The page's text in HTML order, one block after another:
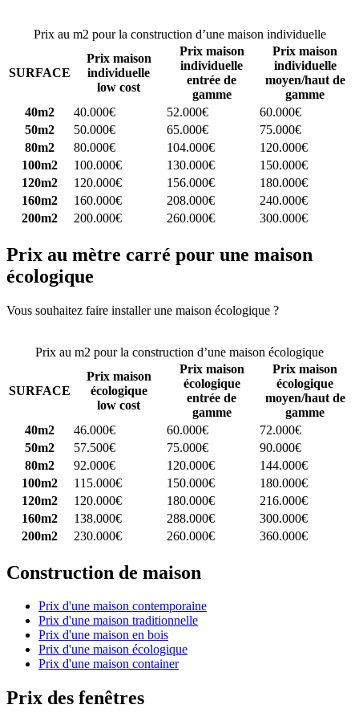
Prix au m2 pour la construction d’une maison individuelle
SURFACE
Prix maison
individuelle
low cost
Prix maison
individuelle
entrée de
gamme
Prix maison
individuelle
moyen/haut de
gamme
40m2
40.000€ 52.000€
60.000€
50m2
50.000€ 65.000€
75.000€
80m2
80.000€ 104.000€
120.000€
100m2
100.000€ 130.000€
150.000€
120m2
120.000€ 156.000€
180.000€
160m2
160.000€ 208.000€
240.000€
200m2
200.000€ 260.000€ 300.000€
Prix au mètre carré pour une maison
écologique
Vous souhaitez faire installer une maison écologique ?
Prix au m2 pour la construction d’une maison écologique
SURFACE
Prix maison
écologique
low cost
Prix maison
écologique
entrée de
gamme
Prix maison
écologique
moyen/haut de
gamme
40m2
46.000€ 60.000€
72.000€
50m2
57.500€ 75.000€
90.000€
80m2
92.000€ 120.000€
144.000€
100m2
115.000€ 150.000€
180.000€
120m2
120.000€ 180.000€
216.000€
160m2
138.000€ 288.000€
300.000€
200m2
230.000€ 260.000€ 360.000€
Construction de maison
Prix d'une maison contemporaine
Prix d'une maison traditionnelle
Prix d'une maison en bois
Prix d'une maison écologique
Prix d'une maison container
Prix des fenêtres